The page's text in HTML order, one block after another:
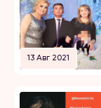
13 Авг 2021